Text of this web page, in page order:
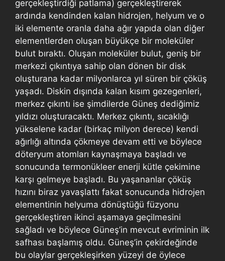
gerçekleştirdiği patlama) gerçekleştirerek
ardında kendinden kalan hidrojen, helyum ve o
iki elemente oranla daha ağır yapıda olan diğer
elementlerden oluşan büyükçe bir moleküler
bulut bıraktı. Oluşan moleküler bulut, geniş bir
merkezi çıkıntıya sahip olan dönen bir disk
oluşturana kadar milyonlarca yıl süren bir çöküş
yaşadı. Diskin dışında kalan kısım gezegenleri,
merkez çıkıntı ise şimdilerde Güneş dediğimiz
yıldızı oluşturacaktı. Merkez çıkıntı, sıcaklığı
yükselene kadar (birkaç milyon derece) kendi
ağırlığı altında çökmeye devam etti ve böylece
döteryum atomları kaynaşmaya başladı ve
sonucunda termonükleer enerji kütle çekimine
karşı gelmeye başladı. Bu yaşananlar çöküş
hızını biraz yavaşlattı fakat sonucunda hidrojen
elementinin helyuma dönüştüğü füzyonu
gerçekleştiren ikinci aşamaya geçilmesini
sağladı ve böylece Güneş’in mevcut evriminin ilk
safhası başlamış oldu. Güneş’in çekirdeğinde
bu olaylar gerçekleşirken yüzeyi de öylece